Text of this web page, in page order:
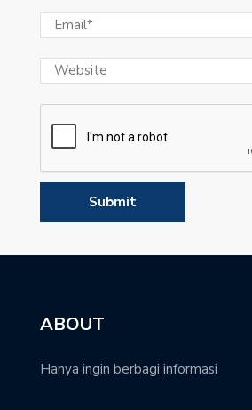
ABOUT
Hanya ingin berbagi informasi